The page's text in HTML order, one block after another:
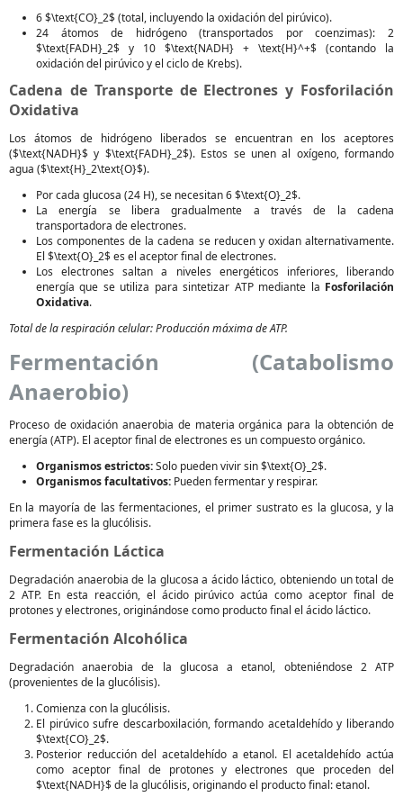
6 $\text{CO}_2$ (total, incluyendo la oxidación del pirúvico).
24 átomos de hidrógeno (transportados por coenzimas): 2
$\text{FADH}_2$ y 10 $\text{NADH} + \text{H}^+$ (contando la
oxidación del pirúvico y el ciclo de Krebs).
Cadena de Transporte de Electrones y Fosforilación
Oxidativa
Los átomos de hidrógeno liberados se encuentran en los aceptores
($\text{NADH}$ y $\text{FADH}_2$). Estos se unen al oxígeno, formando
agua ($\text{H}_2\text{O}$).
Por cada glucosa (24 H), se necesitan 6 $\text{O}_2$.
La energía se libera gradualmente a través de la cadena
transportadora de electrones.
Los componentes de la cadena se reducen y oxidan alternativamente.
El $\text{O}_2$ es el aceptor final de electrones.
Los electrones saltan a niveles energéticos inferiores, liberando
energía que se utiliza para sintetizar ATP mediante la Fosforilación
Oxidativa.
Total de la respiración celular: Producción máxima de ATP.
Fermentación (Catabolismo
Anaerobio)
Proceso de oxidación anaerobia de materia orgánica para la obtención de
energía (ATP). El aceptor final de electrones es un compuesto orgánico.
Organismos estrictos:Solo pueden vivir sin $\text{O}_2$.
Organismos facultativos: Pueden fermentar y respirar.
En la mayoría de las fermentaciones, el primer sustrato es la glucosa, y la
primera fase es la glucólisis.
Fermentación Láctica
Degradación anaerobia de la glucosa a ácido láctico, obteniendo un total de
2 ATP. En esta reacción, el ácido pirúvico actúa como aceptor final de
protones y electrones, originándose como producto final el ácido láctico.
Fermentación Alcohólica
Degradación anaerobia de la glucosa a etanol, obteniéndose 2 ATP
(provenientes de la glucólisis).
Comienza con la glucólisis.
El pirúvico sufre descarboxilación, formando acetaldehído y liberando
$\text{CO}_2$.
Posterior reducción del acetaldehído a etanol. El acetaldehído actúa
como aceptor final de protones y electrones que proceden del
$\text{NADH}$ de la glucólisis, originando el producto final: etanol.